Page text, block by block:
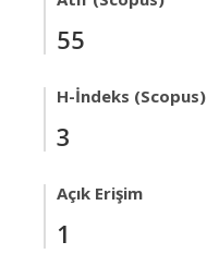
55
H-İndeks (Scopus)
3
Açık Erişim
1